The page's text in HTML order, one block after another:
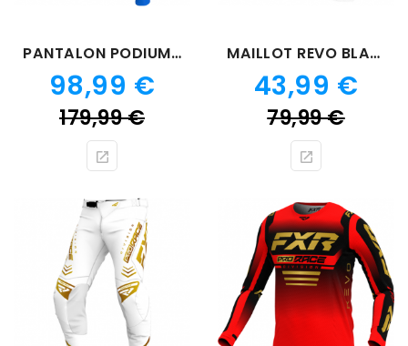
PANTALON PODIUM GLADIATOR BLEU 24
Prix
98,99 €
179,99 €Prix
MAILLOT REVO BLANC GOLD 24
Prix
43,99 €
79,99 €Prix